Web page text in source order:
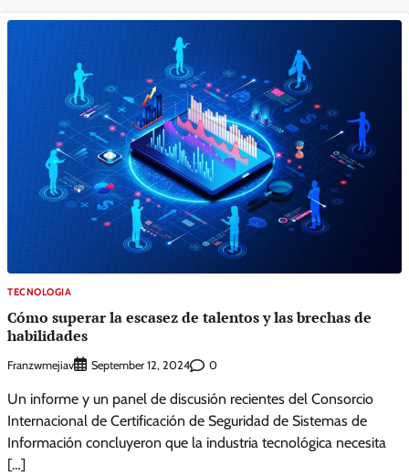
TECNOLOGIA
Cómo superar la escasez de talentos y las brechas de
habilidades
Franzwmejiav September 12, 2024 0
Un informe y un panel de discusión recientes del Consorcio
Internacional de Certificación de Seguridad de Sistemas de
Información concluyeron que la industria tecnológica necesita
[…]